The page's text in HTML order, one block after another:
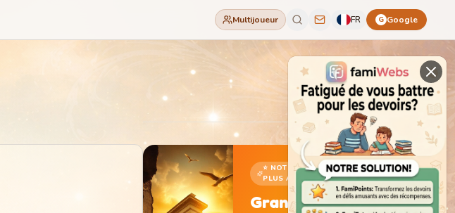
Multijoueur FR G Google
⭐ NOTRE JEU LE
PLUS ADDICTIF
Grand Jeu